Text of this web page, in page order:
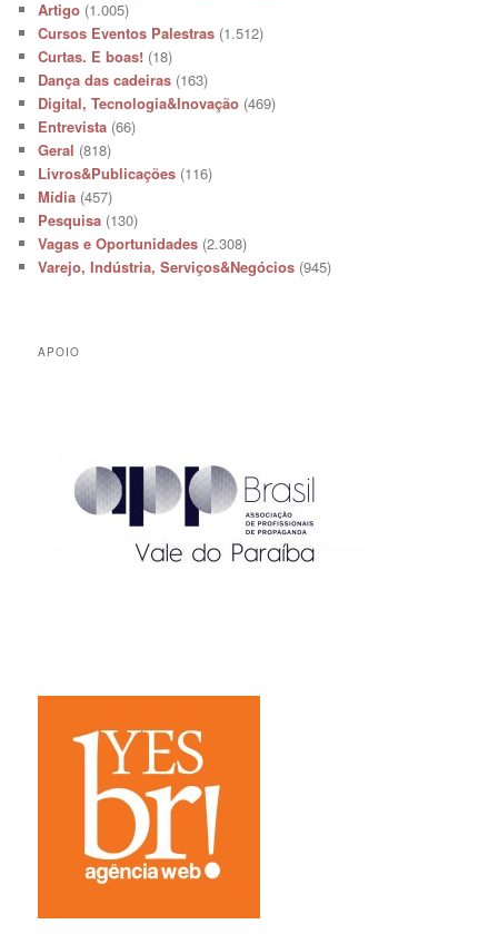
Artigo (1.005)
Cursos Eventos Palestras (1.512)
Curtas. E boas! (18)
Dança das cadeiras (163)
Digital, Tecnologia&Inovação (469)
Entrevista (66)
Geral (818)
Livros&Publicações (116)
Mídia (457)
Pesquisa (130)
Vagas e Oportunidades (2.308)
Varejo, Indústria, Serviços&Negócios (945)
APOIO